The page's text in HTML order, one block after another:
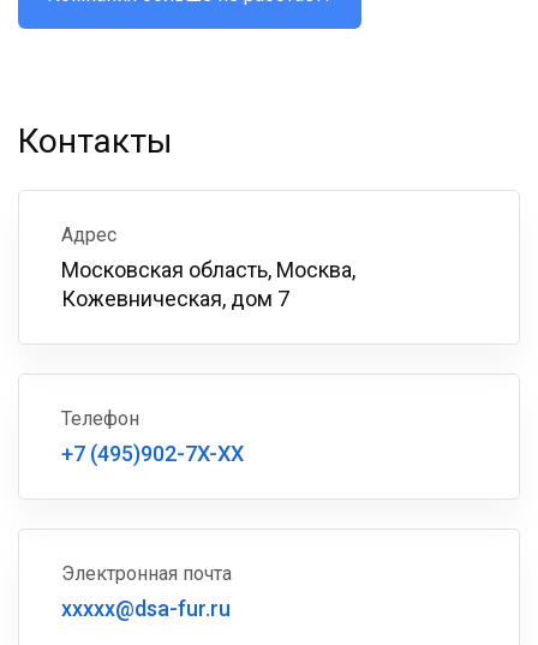
Контакты
Адрес
Московская область, Москва,
Кожевническая, дом 7
Телефон
+7 (495)902-7X-XX
Электронная почта
xxxxx@dsa-fur.ru